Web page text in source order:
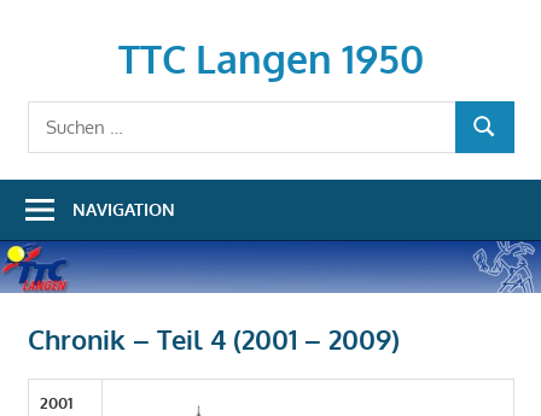
TTC Langen 1950
SUCHEN
NAVIGATION
Chronik – Teil 4 (2001 – 2009)
2001